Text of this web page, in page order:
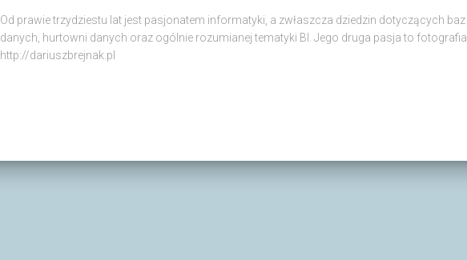
Od prawie trzydziestu lat jest pasjonatem informatyki, a zwłaszcza dziedzin dotyczących baz
danych, hurtowni danych oraz ogólnie rozumianej tematyki BI. Jego druga pasja to fotografia
http://dariuszbrejnak.pl